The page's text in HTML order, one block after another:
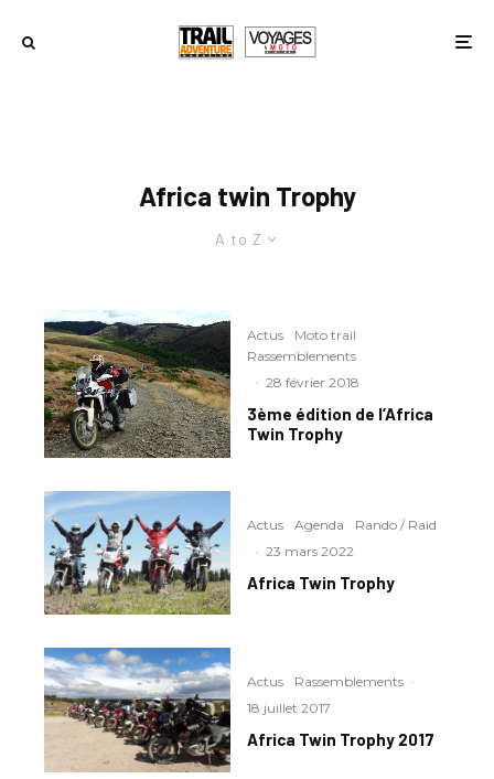
Africa twin Trophy
A to Z
Actus
Moto trail
Rassemblements
· 28 février 2018
3ème édition de l’Africa
Twin Trophy
Actus Agenda
Rando / Raid
· 23 mars 2022
Africa Twin Trophy
Actus Rassemblements ·
18 juillet 2017
Africa Twin Trophy 2017